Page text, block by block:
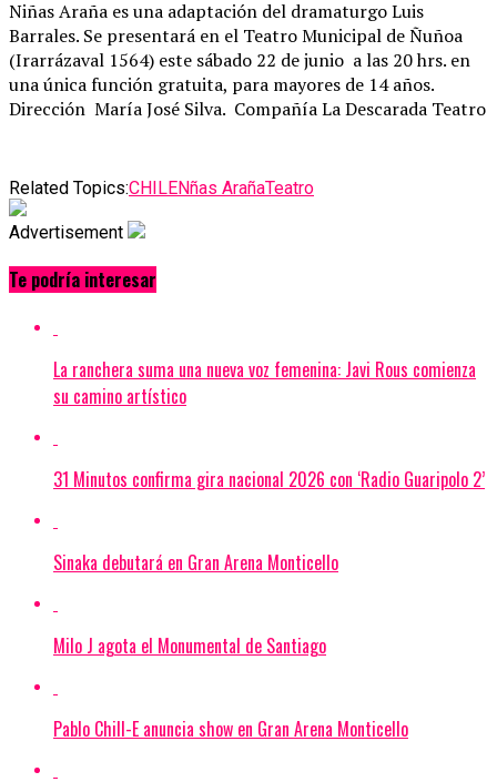
Niñas Araña es una adaptación del dramaturgo Luis
Barrales. Se presentará en el Teatro Municipal de Ñuñoa
(Irarrázaval 1564) este sábado 22 de junio a las 20 hrs. en
una única función gratuita, para mayores de 14 años.
Dirección María José Silva. Compañía La Descarada Teatro
Related Topics:CHILENñas ArañaTeatro
Advertisement
Te podría interesar
La ranchera suma una nueva voz femenina: Javi Rous comienza
su camino artístico
31 Minutos confirma gira nacional 2026 con ‘Radio Guaripolo 2’
Sinaka debutará en Gran Arena Monticello
Milo J agota el Monumental de Santiago
Pablo Chill-E anuncia show en Gran Arena Monticello